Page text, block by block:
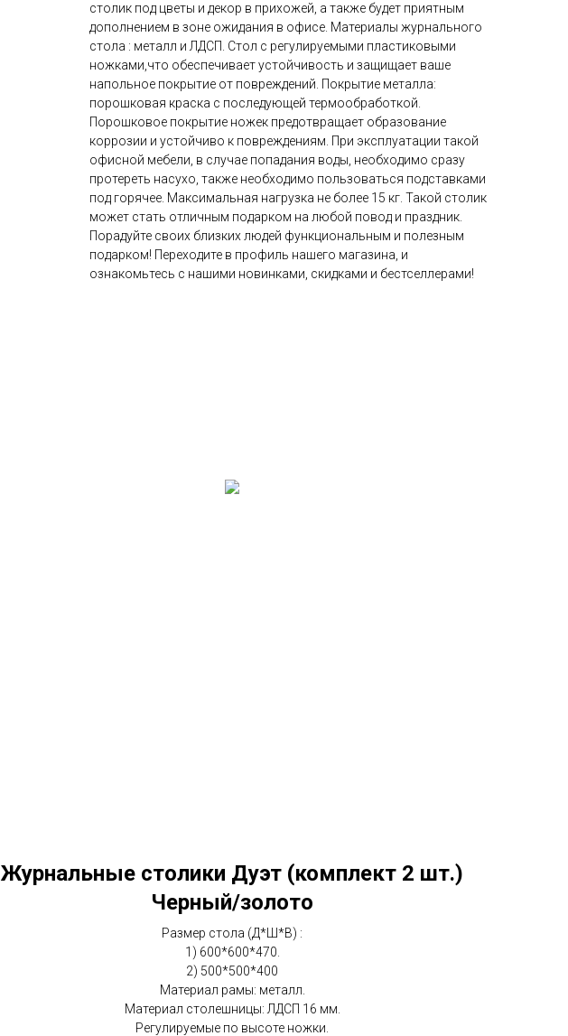
столик под цветы и декор в прихожей, а также будет приятным
дополнением в зоне ожидания в офисе. Материалы журнального
стола : металл и ЛДСП. Стол с регулируемыми пластиковыми
ножками,что обеспечивает устойчивость и защищает ваше
напольное покрытие от повреждений. Покрытие металла:
порошковая краска с последующей термообработкой.
Порошковое покрытие ножек предотвращает образование
коррозии и устойчиво к повреждениям. При эксплуатации такой
офисной мебели, в случае попадания воды, необходимо сразу
протереть насухо, также необходимо пользоваться подставками
под горячее. Максимальная нагрузка не более 15 кг. Такой столик
может стать отличным подарком на любой повод и праздник.
Порадуйте своих близких людей функциональным и полезным
подарком! Переходите в профиль нашего магазина, и
ознакомьтесь с нашими новинками, скидками и бестселлерами!
Журнальные столики Дуэт (комплект 2 шт.)
Черный/золото
Размер стола (Д*Ш*В) :
1) 600*600*470.
2) 500*500*400
Материал рамы: металл.
Материал столешницы: ЛДСП 16 мм.
Регулируемые по высоте ножки.